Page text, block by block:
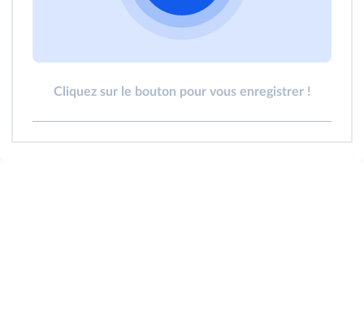
Cliquez sur le bouton pour vous enregistrer !